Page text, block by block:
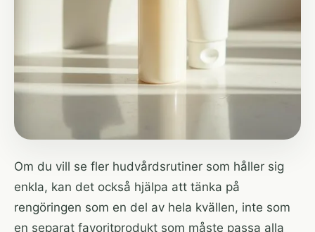
Om du vill se fler hudvårdsrutiner som håller sig
enkla, kan det också hjälpa att tänka på
rengöringen som en del av hela kvällen, inte som
en separat favoritprodukt som måste passa alla